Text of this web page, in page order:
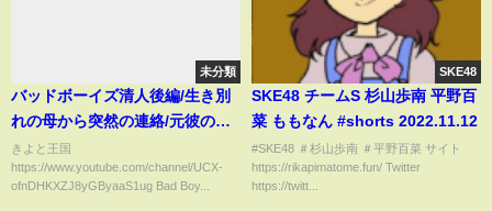
未分類
バッドボーイズ清人後編/生き別
れの母から突然の連絡/元彼の後
遺症で生まれた確執/超えられな
かった準決勝の壁
きよと王国
https://www.youtube.com/channel/UCX-
ofnDHKXZJ8yGByaaS1ug Bad Boy...
SKE48
SKE48 チームS 杉山歩南 平野百
菜 ももなん #shorts 2022.11.12
#SKE48 ＃杉山歩南 ＃平野百菜 サイト
https://rikapimatome.fun/ Twitter
https://twitt...